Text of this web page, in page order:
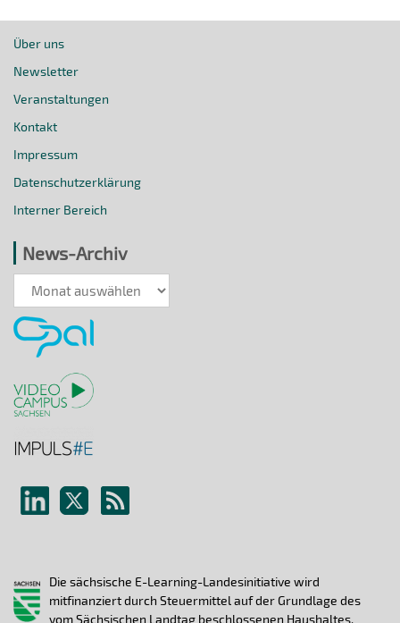
Über uns
Newsletter
Veranstaltungen
Kontakt
Impressum
Datenschutzerklärung
Interner Bereich
News-Archiv
News-
Archiv
Die sächsische E-Learning-Landesinitiative wird
mitfinanziert durch Steuermittel auf der Grundlage des
vom Sächsischen Landtag beschlossenen Haushaltes.